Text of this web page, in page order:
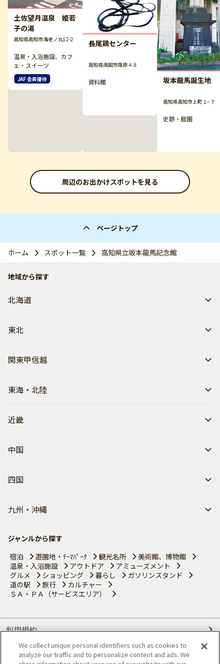
土佐望月温泉 姫若
子の湯
高知県高知市海老ノ丸12-2
温泉・入浴施設、カフ
ェ・スイーツ
JAF 会員優待
長尾鶏センター
高知県南国市篠原４８
資料館 坂本龍馬誕生地
高知県高知市上町１−７
史跡・庭園
周辺のお出かけスポットを見る
ページトップ
ホーム スポット一覧 高知県立坂本龍馬記念館
地域から探す
北海道
東北
関東甲信越
東海・北陸
近畿
中国
四国
九州・沖縄
ジャンルから探す
宿泊
遊園地・ﾃｰﾏﾊﾟｰｸ 観光名所
美術館、博物館
温泉・入浴施設
アウトドア
アミューズメント
グルメ
ショッピング 暮らし
ガソリンスタンド
道の駅
旅行
カルチャー
ＳＡ・ＰＡ（サービスエリア）
利用規約
個人情報の取り扱いについて
We collect unique personal identifiers such as cookies to
analyze our traffic and to personalize content and ads. We